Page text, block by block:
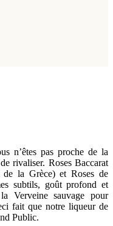
n’êtes pas proche de la
rivaliser. Roses Baccarat
de la Grèce) et Roses de
subtils, goût profond et
Verveine sauvage pour
fait que notre liqueur de
Public.